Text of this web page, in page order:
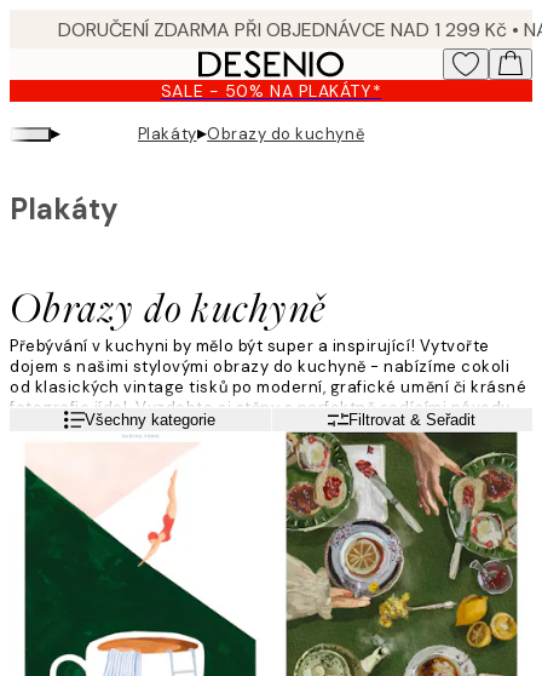
content.
SALE - 50% NA PLAKÁTY*
▸ Plakáty▸Obrazy do kuchyně
Obrazy do kuchyně
Plakáty
Přebývání v kuchyni by mělo být super a inspirující! Vytvořte
dojem s našimi stylovými obrazy do kuchyně - nabízíme cokoli
od klasických vintage tisků po moderní, grafické umění či krásné
fotografie jídel. Vyzdobte si stěny s perfektně sedícími návody
na vaření kávy, částmi jídel či vína - a příprava jídla půjde jako
Přečtěte si víceVšechny kategorie Filtrovat & Seřadit